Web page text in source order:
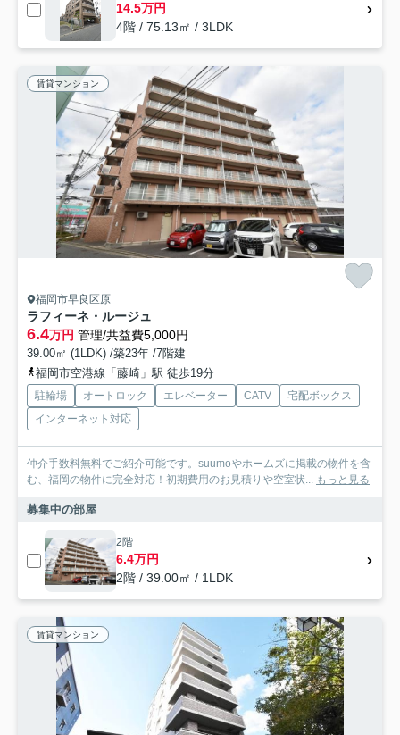
14.5万円
4階 / 75.13㎡ / 3LDK
賃貸マンション
福岡市早良区原
ラフィーネ・ルージュ
6.4万円 管理/共益費5,000円
39.00㎡ (1LDK) /築23年 /7階建
福岡市空港線「藤崎」駅 徒歩19分
駐輪場 オートロック エレベーター CATV
宅配ボックス
インターネット対応
仲介手数料無料でご紹介可能です。suumoやホームズに掲載の物件を含
む、福岡の物件に完全対応！初期費用のお見積りや空室状... もっと見る
募集中の部屋
2階
6.4万円
2階 / 39.00㎡ / 1LDK
賃貸マンション